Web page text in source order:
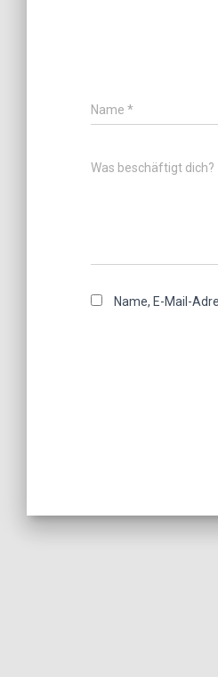
Name *
Was beschäftigt dich?
Name, E-Mail-